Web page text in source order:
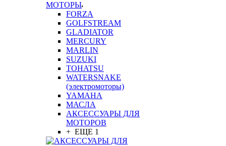
МОТОРЫ
FORZA
GOLFSTREAM
GLADIATOR
MERCURY
MARLIN
SUZUKI
TOHATSU
WATERSNAKE
(электромоторы)
YAMAHA
МАСЛА
АКСЕССУАРЫ ДЛЯ
МОТОРОВ
+ ЕЩЕ 1